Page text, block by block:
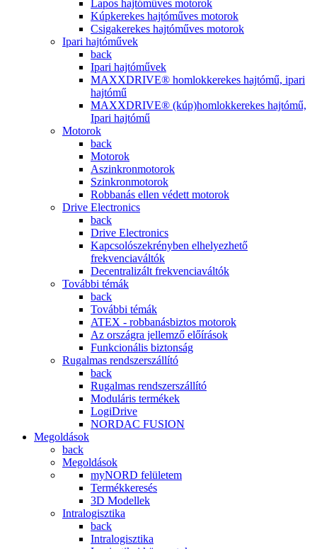
Lapos hajtóműves motorok
Kúpkerekes hajtóműves motorok
Csigakerekes hajtóműves motorok
Ipari hajtóművek
back
Ipari hajtóművek
MAXXDRIVE® homlokkerekes hajtómű, ipari
hajtómű
MAXXDRIVE® (kúp)homlokkerekes hajtómű,
Ipari hajtómű
Motorok
back
Motorok
Aszinkronmotorok
Szinkronmotorok
Robbanás ellen védett motorok
Drive Electronics
back
Drive Electronics
Kapcsolószekrényben elhelyezhető
frekvenciaváltók
Decentralizált frekvenciaváltók
További témák
back
További témák
ATEX - robbanásbiztos motorok
Az országra jellemző előírások
Funkcionális biztonság
Rugalmas rendszerszállító
back
Rugalmas rendszerszállító
Moduláris termékek
LogiDrive
NORDAC FUSION
Megoldások
back
Megoldások
myNORD felületem
Termékkeresés
3D Modellek
Intralogisztika
back
Intralogisztika